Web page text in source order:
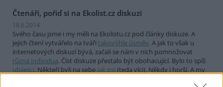
Čtenáři, pořiď si na Ekolist.cz diskuzi
18.6.2014
Svého času jsme i my měli na Ekolistu.cz pod články diskuze. A
jejich čtení vytvářelo na tváři takovýhle úsměv. A jak to však u
internetových diskuzí bývá, začali se nám v nich pomnožovat
různá individua. Číst diskuze přestalo být obohacující. Bylo to spíš
ubíjející. Někteří byli na sebe jak psi (teda vlci). Někdy i horší. A my